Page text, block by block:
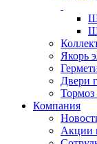
Якорь
Двери
Тормоз
Компания
Акции